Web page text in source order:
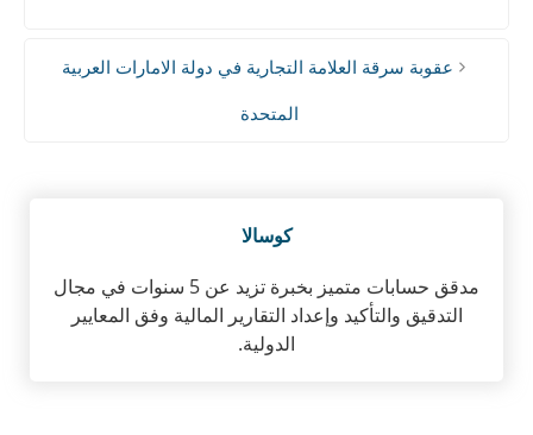
عقوبة سرقة العلامة التجارية في دولة الامارات العربية
المتحدة
كوسالا
مدقق حسابات متميز بخبرة تزيد عن 5 سنوات في مجال
التدقيق والتأكيد وإعداد التقارير المالية وفق المعايير
الدولية.